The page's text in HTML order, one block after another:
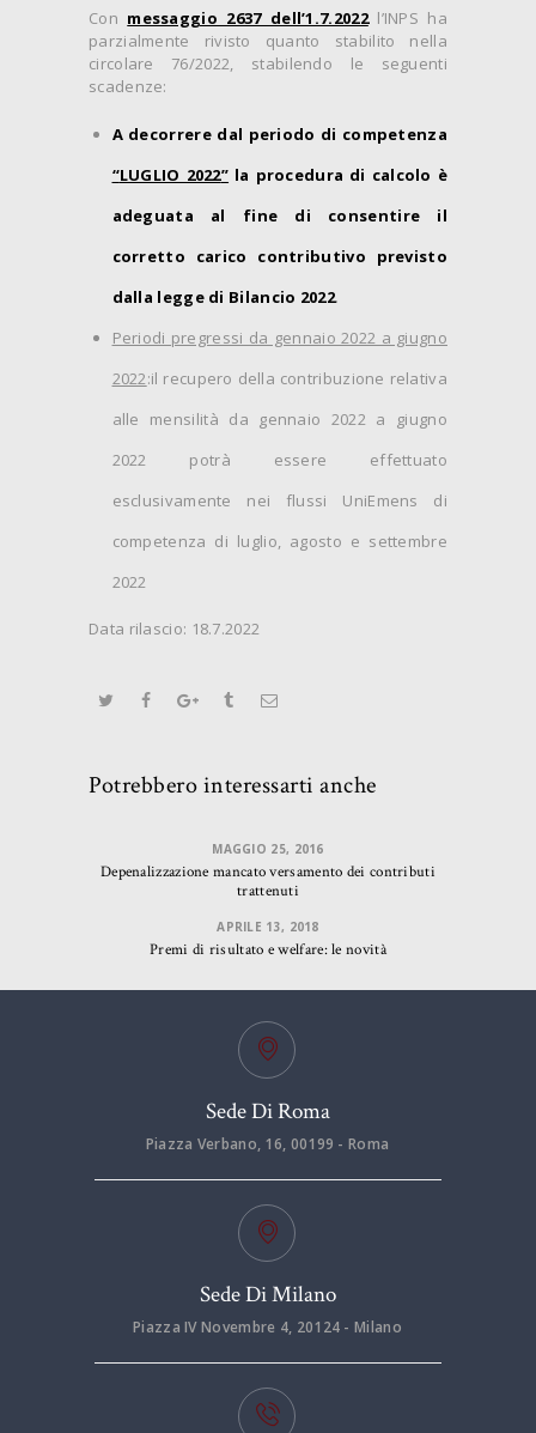
Con messaggio 2637 dell’1.7.2022l’INPS ha
parzialmente rivisto quanto stabilito nella
circolare 76/2022, stabilendo le seguenti
scadenze:
A decorrere dal periodo di competenza
“LUGLIO 2022” la procedura di calcolo è
adeguata al fine di consentire il
corretto carico contributivo previsto
dalla legge di Bilancio 2022.
Periodi pregressi da gennaio 2022 a giugno
2022:il recupero della contribuzione relativa
alle mensilità da gennaio 2022 a giugno
2022 potrà essere effettuato
esclusivamente nei flussi UniEmens di
competenza di luglio, agosto e settembre
2022
Data rilascio: 18.7.2022
Potrebbero interessarti anche
MAGGIO 25, 2016
Depenalizzazione mancato versamento dei contributi
trattenuti
APRILE 13, 2018
Premi di risultato e welfare: le novità
Sede Di Roma
Piazza Verbano, 16, 00199 - Roma
Sede Di Milano
Piazza IV Novembre 4, 20124 - Milano